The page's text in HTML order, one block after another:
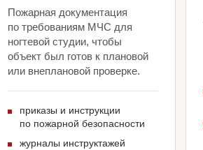
Пожарная документация
по требованиям МЧС для
ногтевой студии, чтобы
объект был готов к плановой
или внеплановой проверке.
приказы и инструкции
по пожарной безопасности
журналы инструктажей